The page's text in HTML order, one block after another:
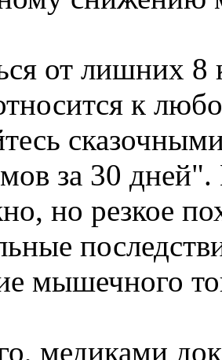
от лишних
к
за 30
но резкое
мышечного
медиками